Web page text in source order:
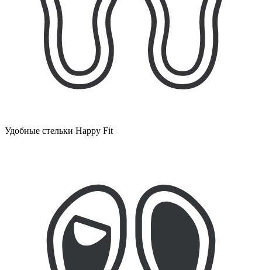
Удобные стельки Happy Fit